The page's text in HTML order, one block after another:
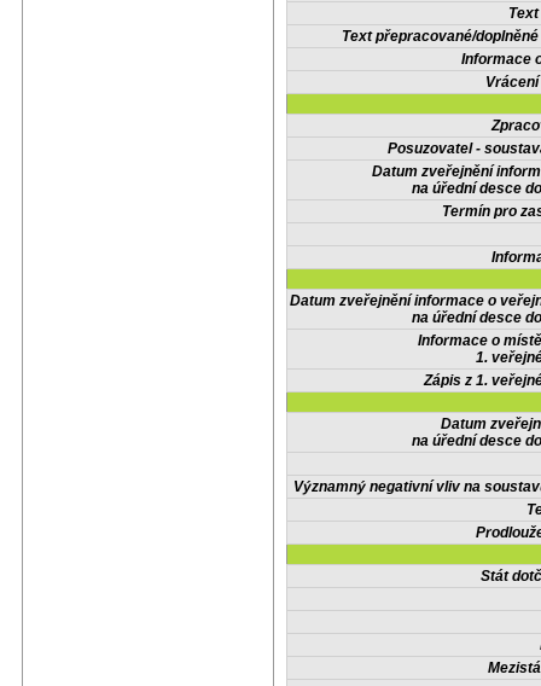
Text přepracované/
Informace
Posuzovatel -
Datum zveřejnění
na úřední desce
Termín pro
Datum zveřejnění informace o
na úřední desce
Informace o
1.
Zápis z 1.
Datum
na úřední desce
Významný negativní vliv na
Stát